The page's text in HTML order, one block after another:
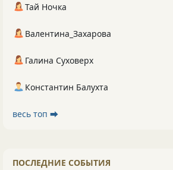
Тай Ночка
Валентина_Захарова
Галина Суховерх
Константин Балухта
весь топ ⮕
ПОСЛЕДНИЕ СОБЫТИЯ